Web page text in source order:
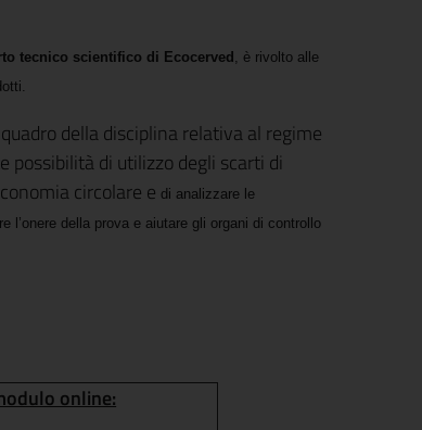
tecnico scientifico di Ecocerved , è rivolto alle
della disciplina relativa al regime
possibilità di utilizzo degli scarti di
circolare e di analizzare le
l’onere della prova e aiutare gli organi di controllo
online: